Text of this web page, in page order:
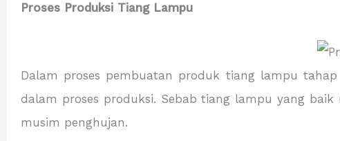
Proses Produksi Tiang Lampu
Dalam proses pembuatan produk tiang lampu
dalam proses produksi. Sebab tiang lampu yang
musim penghujan.